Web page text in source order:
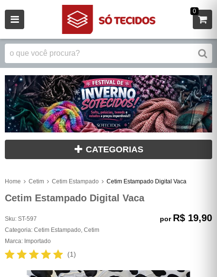
0
CATEGORIAS
Home Cetim Cetim Estampado Cetim Estampado Digital Vaca
Cetim Estampado Digital Vaca
Sku: ST-597
Categoria: Cetim Estampado Cetim
Marca: Importado
(1)
por R$ 19,90